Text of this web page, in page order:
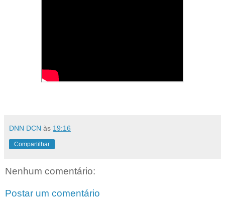
DNN DCN às 19:16
Compartilhar
Nenhum comentário:
Postar um comentário